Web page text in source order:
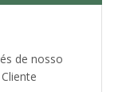
de nosso